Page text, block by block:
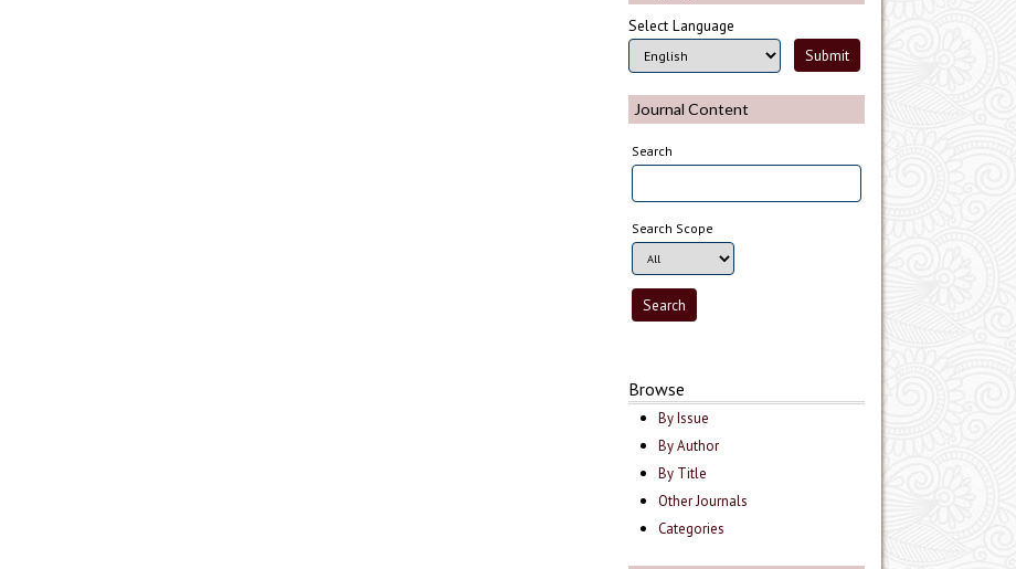
Select Language
Journal Content
Search
Search Scope
Browse
By Issue
By Author
By Title
Other Journals
Categories